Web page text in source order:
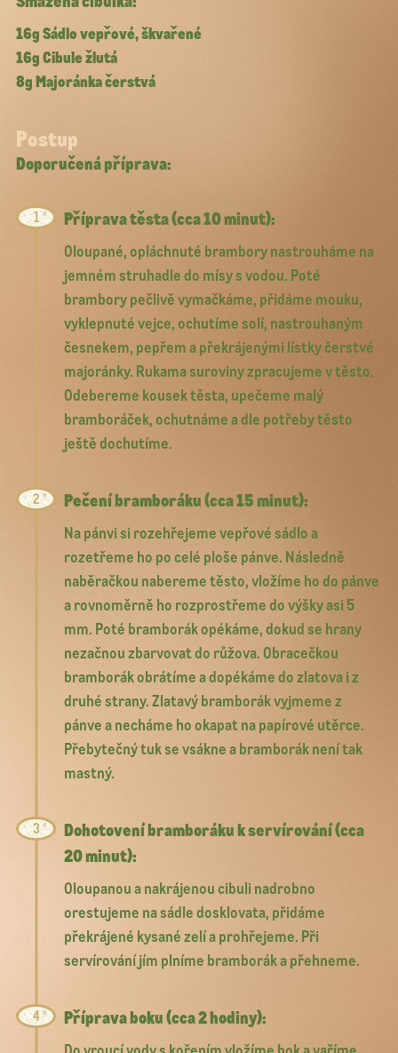
16g Sádlo vepřové, škvařené
16g Cibule žlutá
8g Majoránka čerstvá
Postup
Doporučená příprava:
Příprava těsta (cca 10 minut):
Oloupané, opláchnuté brambory nastrouháme na
jemném struhadle do mísy s vodou. Poté
brambory pečlivě vymačkáme, přidáme mouku,
vyklepnuté vejce, ochutíme solí, nastrouhaným
česnekem, pepřem a překrájenými lístky čerstvé
majoránky. Rukama suroviny zpracujeme v těsto.
Odebereme kousek těsta, upečeme malý
bramboráček, ochutnáme a dle potřeby těsto
ještě dochutíme.
Pečení bramboráku (cca 15 minut):
Na pánvi si rozehřejeme vepřové sádlo a
rozetřeme ho po celé ploše pánve. Následně
naběračkou nabereme těsto, vložíme ho do pánve
a rovnoměrně ho rozprostřeme do výšky asi 5
mm. Poté bramborák opékáme, dokud se hrany
nezačnou zbarvovat do růžova. Obracečkou
bramborák obrátíme a dopékáme do zlatova i z
druhé strany. Zlatavý bramborák vyjmeme z
pánve a necháme ho okapat na papírové utěrce.
Přebytečný tuk se vsákne a bramborák není tak
mastný.
Dohotovení bramboráku k servírování (cca
20 minut):
Oloupanou a nakrájenou cibuli nadrobno
orestujeme na sádle dosklovata, přidáme
překrájené kysané zelí a prohřejeme. Při
servírování jím plníme bramborák a přehneme.
Příprava boku (cca 2 hodiny):
Do vroucí vody s kořením vložíme bok a vaříme